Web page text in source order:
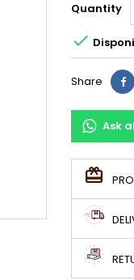
Quantity

Share
Ask